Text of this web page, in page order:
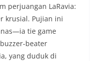
perjuangan LaRavia:
krusial. Pujian ini
tie game
beater
yang duduk di